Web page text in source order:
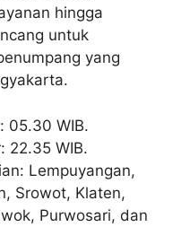
hingga
untuk
yang
05.30 WIB.
22.35 WIB.
Lempuyangan,
Srowot, Klaten,
Purwosari, dan